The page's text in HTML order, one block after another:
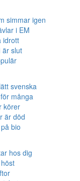
simmar igen
i EM
idrott
är slut
svenska
många
körer
är död
bio
hos dig